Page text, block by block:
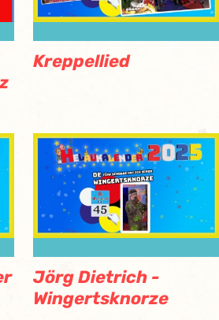
Kreppellied
Jörg Dietrich -
Wingertsknorze